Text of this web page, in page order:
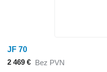
JF 70
2 469 € Bez PVN